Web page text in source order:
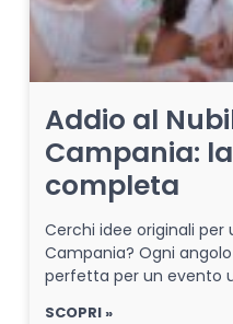
Addio al
Campania:
completa
Cerchi idee originali per
Campania? Ogni
perfetta per un evento
SCOPRI »